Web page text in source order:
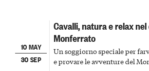
10 MAY
30 SEP
Cavalli, natura e relax
Monferrato
Un soggiorno speciale per
e provare le avventure del